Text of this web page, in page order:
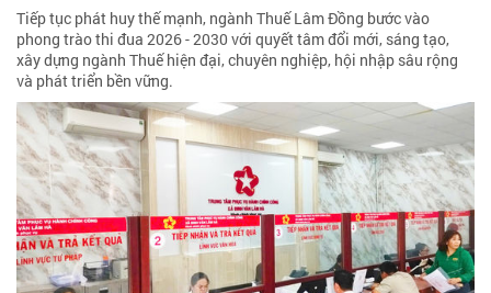
Tiếp tục phát huy thế mạnh, ngành Thuế Lâm Đồng bước vào
phong trào thi đua 2026 - 2030 với quyết tâm đổi mới, sáng tạo,
xây dựng ngành Thuế hiện đại, chuyên nghiệp, hội nhập sâu rộng
và phát triển bền vững.